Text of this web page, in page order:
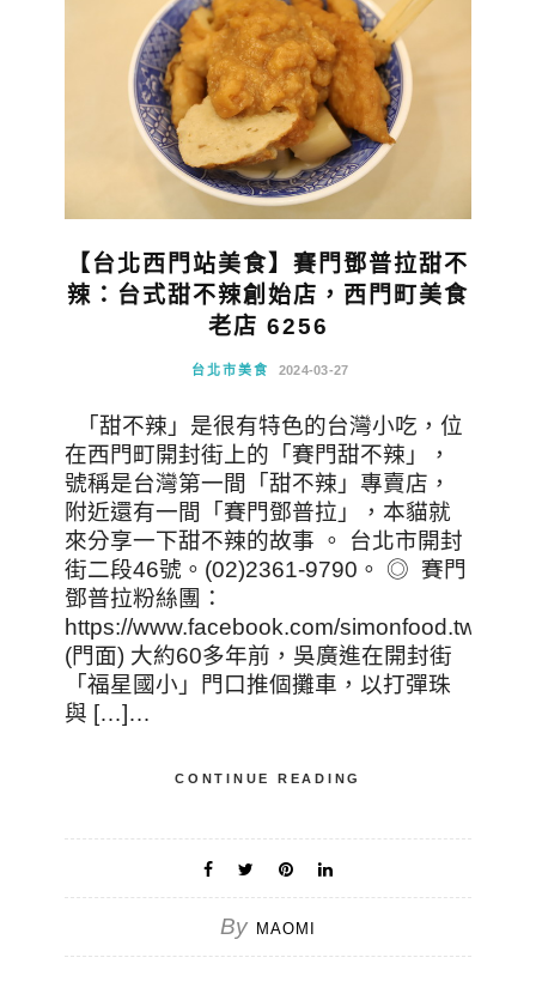
【台北西門站美食】賽門鄧普拉甜不
辣：台式甜不辣創始店，西門町美食
老店 6256
台北市美食 2024-03-27
「甜不辣」是很有特色的台灣小吃，位
在西門町開封街上的「賽門甜不辣」，
號稱是台灣第一間「甜不辣」專賣店，
附近還有一間「賽門鄧普拉」，本貓就
來分享一下甜不辣的故事 。 台北市開封
街二段46號。(02)2361-9790。 ◎ 賽門
鄧普拉粉絲團：
https://www.facebook.com/simonfood.tw
(門面) 大約60多年前，吳廣進在開封街
「福星國小」門口推個攤車，以打彈珠
與 […]…
CONTINUE READING
By MAOMI